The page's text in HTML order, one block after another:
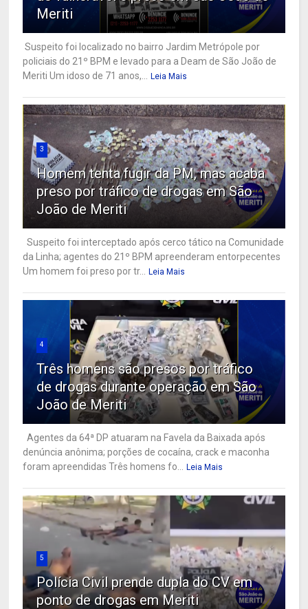
Meriti
Suspeito foi localizado no bairro Jardim Metrópole por
policiais do 21º BPM e levado para a Deam de São João de
Meriti Um idoso de 71 anos,...
Leia Mais
3
Homem tenta fugir da PM, mas acaba
preso por tráfico de drogas em São
João de Meriti
Suspeito foi interceptado após cerco tático na Comunidade
da Linha; agentes do 21º BPM apreenderam entorpecentes
Um homem foi preso por tr...
Leia Mais
4
Três homens são presos por tráfico
de drogas durante operação em São
João de Meriti
Agentes da 64ª DP atuaram na Favela da Baixada após
denúncia anônima; porções de cocaína, crack e maconha
foram apreendidas Três homens fo...
Leia Mais
5
Polícia Civil prende dupla do CV em
ponto de drogas em Meriti